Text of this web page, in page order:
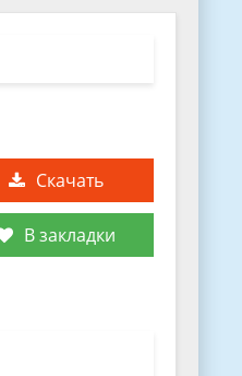
Скачать
В закладки